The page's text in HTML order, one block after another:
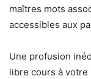
maîtres mots
accessibles aux
Une profusion
libre cours à votre